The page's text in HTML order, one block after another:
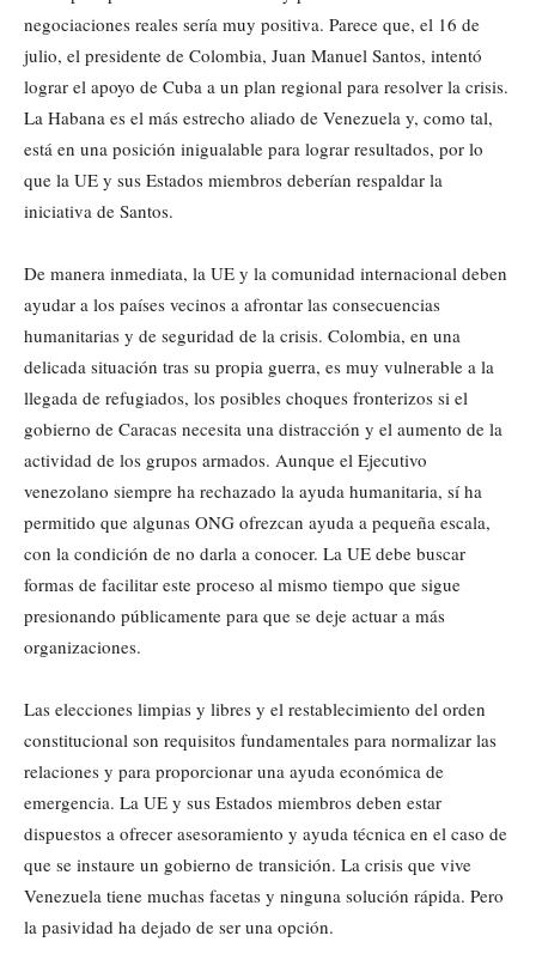
negociaciones reales sería muy positiva. Parece que, el 16 de
julio, el presidente de Colombia, Juan Manuel Santos, intentó
lograr el apoyo de Cuba a un plan regional para resolver la crisis.
La Habana es el más estrecho aliado de Venezuela y, como tal,
está en una posición inigualable para lograr resultados, por lo
que la UE y sus Estados miembros deberían respaldar la
iniciativa de Santos.
De manera inmediata, la UE y la comunidad internacional deben
ayudar a los países vecinos a afrontar las consecuencias
humanitarias y de seguridad de la crisis. Colombia, en una
delicada situación tras su propia guerra, es muy vulnerable a la
llegada de refugiados, los posibles choques fronterizos si el
gobierno de Caracas necesita una distracción y el aumento de la
actividad de los grupos armados. Aunque el Ejecutivo
venezolano siempre ha rechazado la ayuda humanitaria, sí ha
permitido que algunas ONG ofrezcan ayuda a pequeña escala,
con la condición de no darla a conocer. La UE debe buscar
formas de facilitar este proceso al mismo tiempo que sigue
presionando públicamente para que se deje actuar a más
organizaciones.
Las elecciones limpias y libres y el restablecimiento del orden
constitucional son requisitos fundamentales para normalizar las
relaciones y para proporcionar una ayuda económica de
emergencia. La UE y sus Estados miembros deben estar
dispuestos a ofrecer asesoramiento y ayuda técnica en el caso de
que se instaure un gobierno de transición. La crisis que vive
Venezuela tiene muchas facetas y ninguna solución rápida. Pero
la pasividad ha dejado de ser una opción.